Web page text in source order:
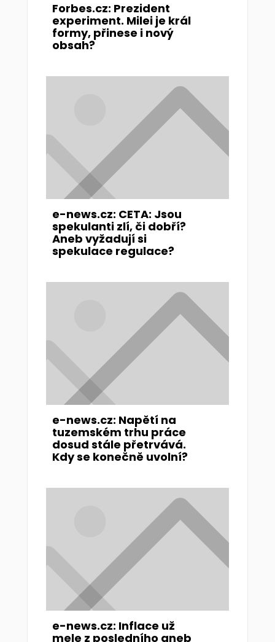
Forbes.cz: Prezident
experiment. Milei je král
formy, přinese i nový
obsah?
e-news.cz: CETA: Jsou
spekulanti zlí, či dobří?
Aneb vyžadují si
spekulace regulace?
e-news.cz: Napětí na
tuzemském trhu práce
dosud stále přetrvává.
Kdy se konečně uvolní?
e-news.cz: Inflace už
mele z posledního aneb